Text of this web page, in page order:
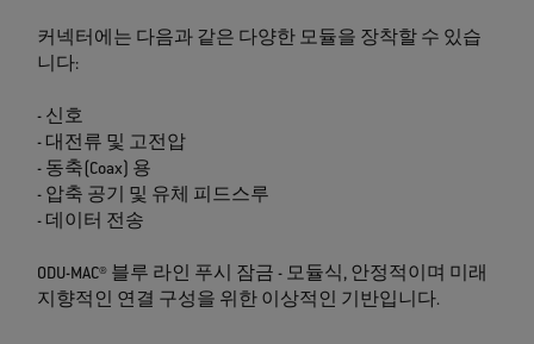
커넥터에는 다음과 같은 다양한 모듈을 장착할 수 있습
니다:
- 신호
- 대전류 및 고전압
- 동축(Coax) 용
- 압축 공기 및 유체 피드스루
- 데이터 전송
ODU-MAC® 블루 라인 푸시 잠금 - 모듈식, 안정적이며 미래
지향적인 연결 구성을 위한 이상적인 기반입니다.